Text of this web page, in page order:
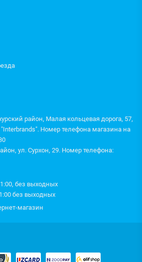
район, Малая кольцевая дорога, 57,
Номер телефона магазина на
ул. Сурхон, 29. Номер телефона:
без выходных
без выходных
магазин